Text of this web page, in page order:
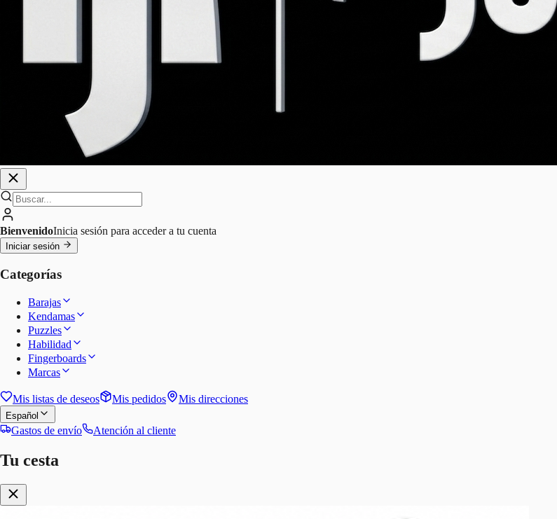
BienvenidoInicia sesión para acceder a tu cuenta
Iniciar sesión
Categorías
Barajas
Kendamas
Puzzles
Habilidad
Fingerboards
Marcas
Mis listas de deseos Mis pedidos Mis direcciones
Español
Gastos de envío Atención al cliente
Tu cesta